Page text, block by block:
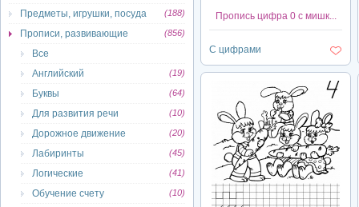
Предметы, игрушки, посуда (188)
Прописи, развивающие (856)
Все
Английский
(19)
Буквы (64)
Для развития речи (10)
Дорожное движение (20)
Лабиринты (45)
Логические (41)
Обучение счету (10)
Пропись цифра 0 с мишк...
С цифрами